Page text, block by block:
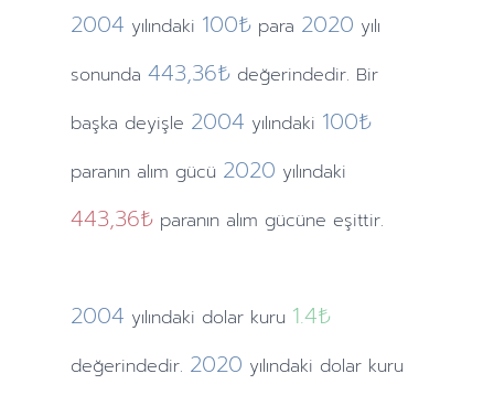
2004 yılındaki 100₺ para 2020 yılı
sonunda 443,36₺ değerindedir. Bir
başka deyişle 2004 yılındaki 100₺
paranın alım gücü 2020 yılındaki
443,36₺ paranın alım gücüne eşittir.
2004 yılındaki dolar kuru 1.4₺
değerindedir. 2020 yılındaki dolar kuru